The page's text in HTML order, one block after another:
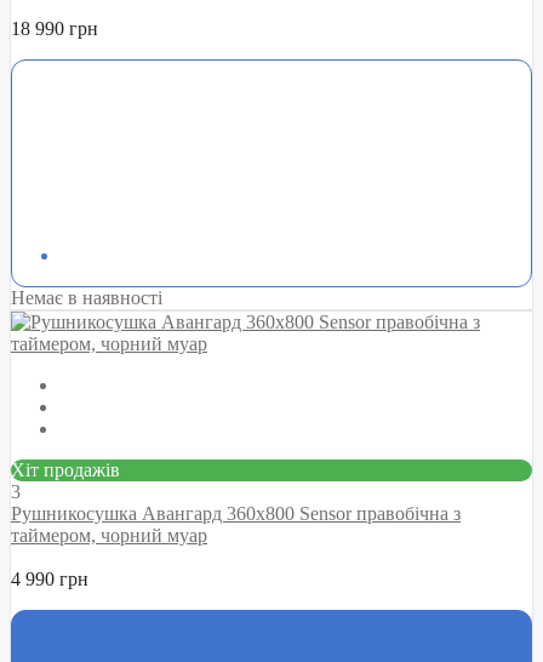
18 990 грн
Немає в наявності
Хіт продажів
3
Рушникосушка Авангард 360х800 Sensor правобічна з
таймером, чорний муар
4 990 грн